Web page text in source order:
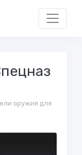
оружия для